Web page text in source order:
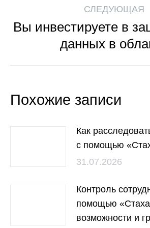
СЛЕДУЮЩАЯ
Вы инвестируете в
данных в
Похожие записи
Как
с помощью
31.07.2026
Контроль
помощью
возможности и